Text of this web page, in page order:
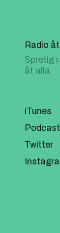
Radio
Spretig
åt alla
iTunes
Twitter